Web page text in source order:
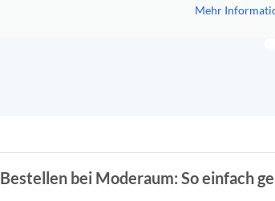
Mehr
Bestellen bei Moderaum: So einfach